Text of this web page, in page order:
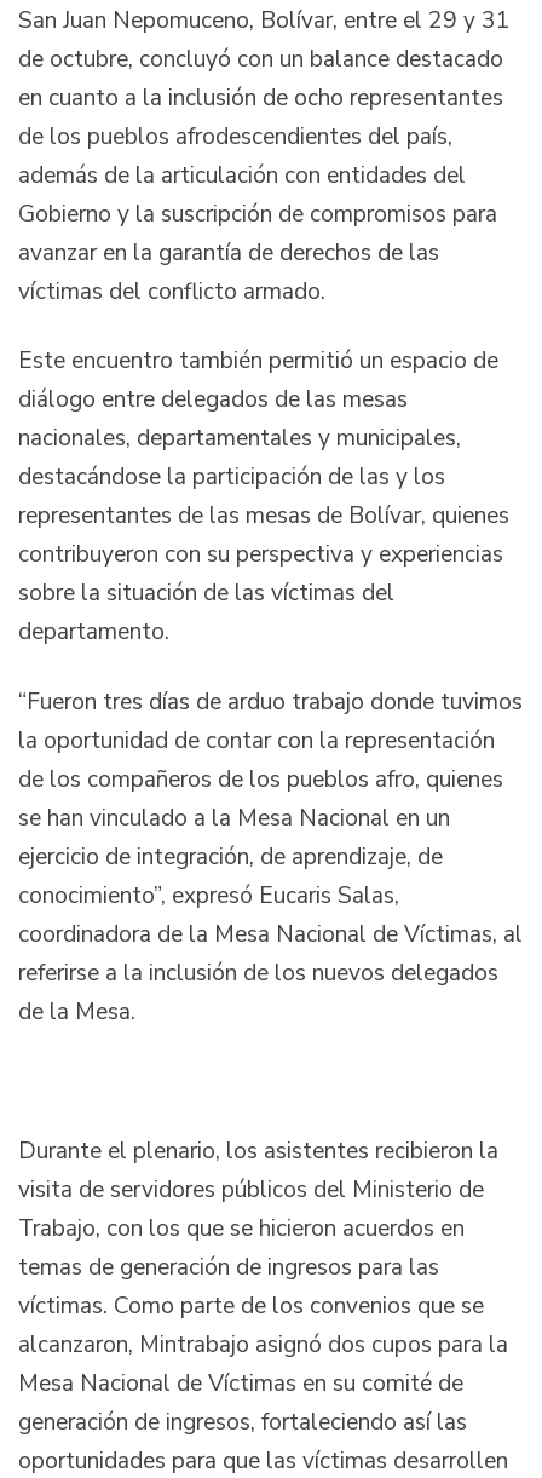
San Juan Nepomuceno, Bolívar, entre el 29 y 31
de octubre, concluyó con un balance destacado
en cuanto a la inclusión de ocho representantes
de los pueblos afrodescendientes del país,
además de la articulación con entidades del
Gobierno y la suscripción de compromisos para
avanzar en la garantía de derechos de las
víctimas del conflicto armado.
Este encuentro también permitió un espacio de
diálogo entre delegados de las mesas
nacionales, departamentales y municipales,
destacándose la participación de las y los
representantes de las mesas de Bolívar, quienes
contribuyeron con su perspectiva y experiencias
sobre la situación de las víctimas del
departamento.
“Fueron tres días de arduo trabajo donde tuvimos
la oportunidad de contar con la representación
de los compañeros de los pueblos afro, quienes
se han vinculado a la Mesa Nacional en un
ejercicio de integración, de aprendizaje, de
conocimiento”, expresó Eucaris Salas,
coordinadora de la Mesa Nacional de Víctimas, al
referirse a la inclusión de los nuevos delegados
de la Mesa.
Durante el plenario, los asistentes recibieron la
visita de servidores públicos del Ministerio de
Trabajo, con los que se hicieron acuerdos en
temas de generación de ingresos para las
víctimas. Como parte de los convenios que se
alcanzaron, Mintrabajo asignó dos cupos para la
Mesa Nacional de Víctimas en su comité de
generación de ingresos, fortaleciendo así las
oportunidades para que las víctimas desarrollen